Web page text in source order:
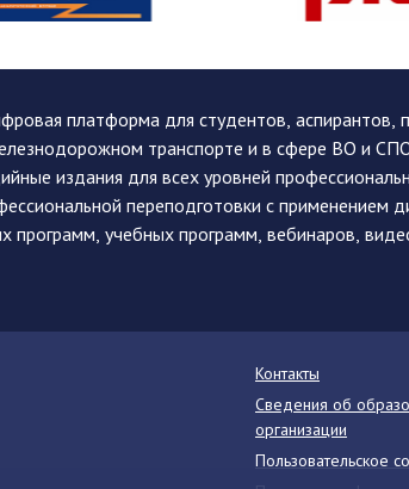
платформа для студентов, аспирантов,
транспорте и в сфере ВО и
издания для всех уровней
переподготовки с применением
учебных программ, вебинаров,
Контакты
Сведения об
организации
Пользовательское